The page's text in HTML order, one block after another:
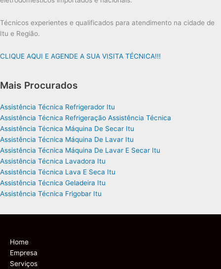
Técnicos experientes e qualificados para atendimento na cidade de
Itu e Região.
CLIQUE AQUI E AGENDE A SUA VISITA TÉCNICA!!!
Mais Procurados
Assistência Técnica Refrigerador Itu
Assistência Técnica Refrigeração Assistência Técnica
Assistência Técnica Máquina De Secar Itu
Assistência Técnica Máquina De Lavar Itu
Assistência Técnica Máquina De Lavar E Secar Itu
Assistência Técnica Lavadora Itu
Assistência Técnica Lava E Seca Itu
Assistência Técnica Geladeira Itu
Assistência Técnica Frigobar Itu
Home
Empresa
Serviços